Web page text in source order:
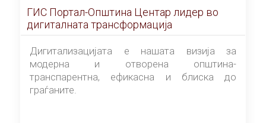
ГИС Портал-Општина Центар лидер во
дигиталната трансформација
Дигитализацијата е нашата визија за
модерна и отворена општина-
транспарентна, ефикасна и блиска до
граѓаните.